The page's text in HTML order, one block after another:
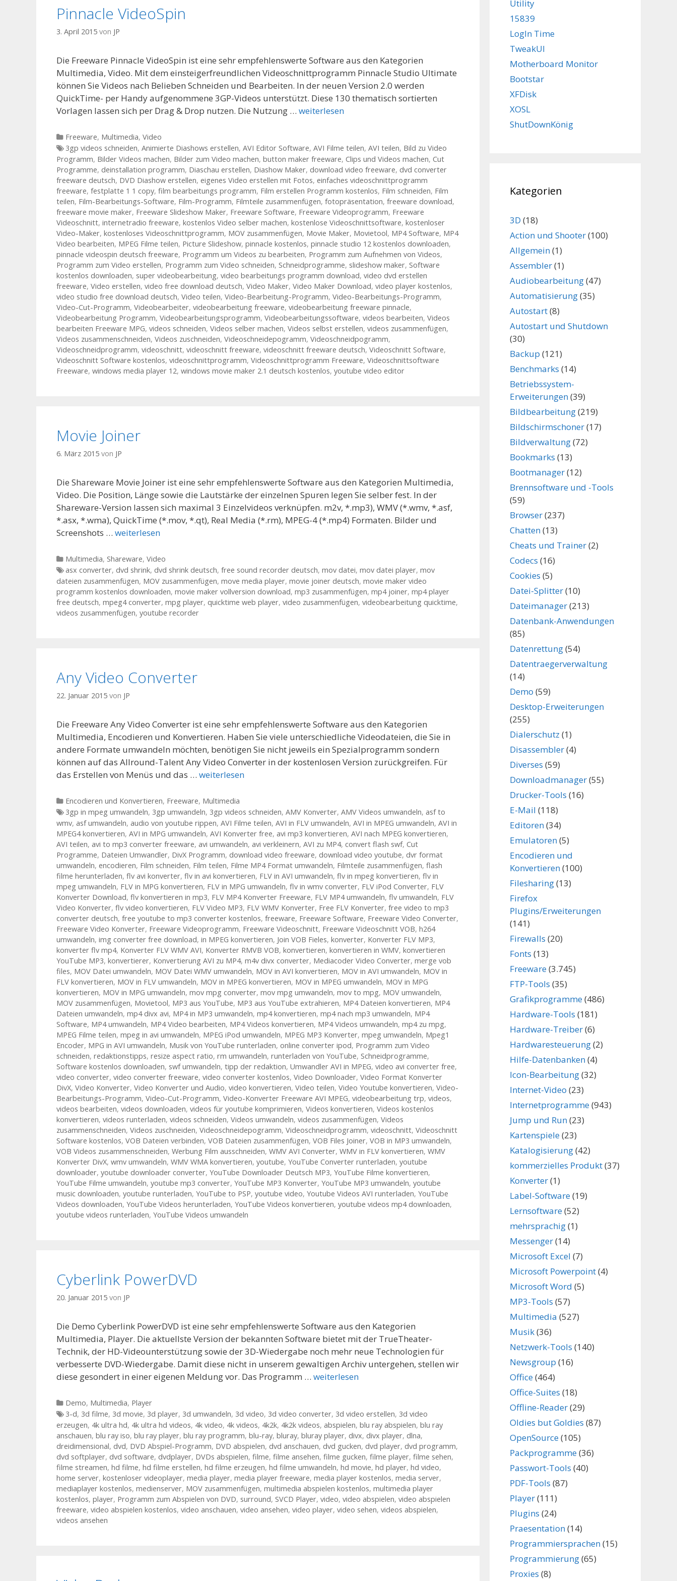
Pinnacle VideoSpin
3. April 2015 von JP
Die Freeware Pinnacle VideoSpin ist eine sehr empfehlenswerte Software aus den Kategorien
Multimedia, Video. Mit dem einsteigerfreundlichen Videoschnittprogramm Pinnacle Studio Ultimate
können Sie Videos nach Belieben Schneiden und Bearbeiten. In der neuen Version 2.0 werden
QuickTime- per Handy aufgenommene 3GP-Videos unterstützt. Diese 130 thematisch sortierten
Vorlagen lassen sich per Drag & Drop nutzen. Die Nutzung … weiterlesen
Kategorien
Freeware, Multimedia, Video
Tags
3gp videos schneiden, Animierte Diashows erstellen, AVI Editor Software, AVI Filme teilen, AVI teilen, Bild zu Video
Programm, Bilder Videos machen, Bilder zum Video machen, button maker freeware, Clips und Videos machen, Cut
Programme, deinstallation programm, Diaschau erstellen, Diashow Maker, download video freeware, dvd converter
freeware deutsch, DVD Diashow erstellen, eigenes Video erstellen mit Fotos, einfaches videoschnittprogramm
freeware, festplatte 1 1 copy, film bearbeitungs programm, Film erstellen Programm kostenlos, Film schneiden, Film
teilen, Film-Bearbeitungs-Software, Film-Programm, Filmteile zusammenfügen, fotopräsentation, freeware download,
freeware movie maker, Freeware Slideshow Maker, Freeware Software, Freeware Videoprogramm, Freeware
Videoschnitt, internetradio freeware, kostenlos Video selber machen, kostenlose Videoschnittsoftware, kostenloser
Video-Maker, kostenloses Videoschnittprogramm, MOV zusammenfügen, Movie Maker, Movietool, MP4 Software, MP4
Video bearbeiten, MPEG Filme teilen, Picture Slideshow, pinnacle kostenlos, pinnacle studio 12 kostenlos downloaden,
pinnacle videospin deutsch freeware, Programm um Videos zu bearbeiten, Programm zum Aufnehmen von Videos,
Programm zum Video erstellen, Programm zum Video schneiden, Schneidprogramme, slideshow maker, Software
kostenlos downloaden, super videobearbeitung, video bearbeitungs programm download, video dvd erstellen
freeware, Video erstellen, video free download deutsch, Video Maker, Video Maker Download, video player kostenlos,
video studio free download deutsch, Video teilen, Video-Bearbeitung-Programm, Video-Bearbeitungs-Programm,
Video-Cut-Programm, Videobearbeiter, videobearbeitung freeware, videobearbeitung freeware pinnacle,
Videobearbeitung Programm, Videobearbeitungsprogramm, Videobearbeitungssoftware, videos bearbeiten, Videos
bearbeiten Freeware MPG, videos schneiden, Videos selber machen, Videos selbst erstellen, videos zusammenfügen,
Videos zusammenschneiden, Videos zuschneiden, Videoschneidepogramm, Videoschneidpogramm,
Videoschneidprogramm, videoschnitt, videoschnitt freeware, videoschnitt freeware deutsch, Videoschnitt Software,
Videoschnitt Software kostenlos, videoschnittprogramm, Videoschnittprogramm Freeware, Videoschnittsoftware
Freeware, windows media player 12, windows movie maker 2.1 deutsch kostenlos, youtube video editor
Movie Joiner
6. März 2015 von JP
Die Shareware Movie Joiner ist eine sehr empfehlenswerte Software aus den Kategorien Multimedia,
Video. Die Position, Länge sowie die Lautstärke der einzelnen Spuren legen Sie selber fest. In der
Shareware-Version lassen sich maximal 3 Einzelvideos verknüpfen. m2v, *.mp3), WMV (*.wmv, *.asf,
*.asx, *.wma), QuickTime (*.mov, *.qt), Real Media (*.rm), MPEG-4 (*.mp4) Formaten. Bilder und
Screenshots … weiterlesen
Kategorien
Multimedia, Shareware, Video
Tags
asx converter, dvd shrink, dvd shrink deutsch, free sound recorder deutsch, mov datei, mov datei player, mov
dateien zusammenfügen, MOV zusammenfügen, move media player, movie joiner deutsch, movie maker video
programm kostenlos downloaden, movie maker vollversion download, mp3 zusammenfügen, mp4 joiner, mp4 player
free deutsch, mpeg4 converter, mpg player, quicktime web player, video zusammenfügen, videobearbeitung quicktime,
videos zusammenfügen, youtube recorder
Any Video Converter
22. Januar 2015 von JP
Die Freeware Any Video Converter ist eine sehr empfehlenswerte Software aus den Kategorien
Multimedia, Encodieren und Konvertieren. Haben Sie viele unterschiedliche Videodateien, die Sie in
andere Formate umwandeln möchten, benötigen Sie nicht jeweils ein Spezialprogramm sondern
können auf das Allround-Talent Any Video Converter in der kostenlosen Version zurückgreifen. Für
das Erstellen von Menüs und das … weiterlesen
Kategorien
Encodieren und Konvertieren, Freeware, Multimedia
Tags
3gp in mpeg umwandeln, 3gp umwandeln, 3gp videos schneiden, AMV Konverter, AMV Videos umwandeln, asf to
wmv, asf umwandeln, audio von youtube rippen, AVI Filme teilen, AVI in FLV umwandeln, AVI in MPEG umwandeln, AVI in
MPEG4 konvertieren, AVI in MPG umwandeln, AVI Konverter free, avi mp3 konvertieren, AVI nach MPEG konvertieren,
AVI teilen, avi to mp3 converter freeware, avi umwandeln, avi verkleinern, AVI zu MP4, convert flash swf, Cut
Programme, Dateien Umwandler, DivX Programm, download video freeware, download video youtube, dvr format
umwandeln, encodieren, Film schneiden, Film teilen, Filme MP4 Format umwandeln, Filmteile zusammenfügen, flash
filme herunterladen, flv avi konverter, flv in avi konvertieren, FLV in AVI umwandeln, flv in mpeg konvertieren, flv in
mpeg umwandeln, FLV in MPG konvertieren, FLV in MPG umwandeln, flv in wmv converter, FLV iPod Converter, FLV
Konverter Download, flv konvertieren in mp3, FLV MP4 Konverter Freeware, FLV MP4 umwandeln, flv umwandeln, FLV
Video Konverter, flv video konvertieren, FLV Video MP3, FLV WMV Konverter, Free FLV Konverter, free video to mp3
converter deutsch, free youtube to mp3 converter kostenlos, freeware, Freeware Software, Freeware Video Converter,
Freeware Video Konverter, Freeware Videoprogramm, Freeware Videoschnitt, Freeware Videoschnitt VOB, h264
umwandeln, img converter free download, in MPEG konvertieren, Join VOB Fieles, konverter, Konverter FLV MP3,
konverter flv mp4, Konverter FLV WMV AVI, Konverter RMVB VOB, konvertieren, konvertieren in WMV, konvertieren
YouTube MP3, konvertierer, Konvertierung AVI zu MP4, m4v divx converter, Mediacoder Video Converter, merge vob
files, MOV Datei umwandeln, MOV Datei WMV umwandeln, MOV in AVI konvertieren, MOV in AVI umwandeln, MOV in
FLV konvertieren, MOV in FLV umwandeln, MOV in MPEG konvertieren, MOV in MPEG umwandeln, MOV in MPG
konvertieren, MOV in MPG umwandeln, mov mpg converter, mov mpg umwandeln, mov to mpg, MOV umwandeln,
MOV zusammenfügen, Movietool, MP3 aus YouTube, MP3 aus YouTube extrahieren, MP4 Dateien konvertieren, MP4
Dateien umwandeln, mp4 divx avi, MP4 in MP3 umwandeln, mp4 konvertieren, mp4 nach mp3 umwandeln, MP4
Software, MP4 umwandeln, MP4 Video bearbeiten, MP4 Videos konvertieren, MP4 Videos umwandeln, mp4 zu mpg,
MPEG Filme teilen, mpeg in avi umwandeln, MPEG iPod umwandeln, MPEG MP3 Konverter, mpeg umwandeln, Mpeg1
Encoder, MPG in AVI umwandeln, Musik von YouTube runterladen, online converter ipod, Programm zum Video
schneiden, redaktionstipps, resize aspect ratio, rm umwandeln, runterladen von YouTube, Schneidprogramme,
Software kostenlos downloaden, swf umwandeln, tipp der redaktion, Umwandler AVI in MPEG, video avi converter free,
video converter, video converter freeware, video converter kostenlos, Video Downloader, Video Format Konverter
DivX, Video Konverter, Video Konverter und Audio, video konvertieren, Video teilen, Video Youtube konvertieren, Video-
Bearbeitungs-Programm, Video-Cut-Programm, Video-Konverter Freeware AVI MPEG, videobearbeitung trp, videos,
videos bearbeiten, videos downloaden, videos für youtube komprimieren, Videos konvertieren, Videos kostenlos
konvertieren, videos runterladen, videos schneiden, Videos umwandeln, videos zusammenfügen, Videos
zusammenschneiden, Videos zuschneiden, Videoschneidepogramm, Videoschneidprogramm, videoschnitt, Videoschnitt
Software kostenlos, VOB Dateien verbinden, VOB Dateien zusammenfügen, VOB Files Joiner, VOB in MP3 umwandeln,
VOB Videos zusammenschneiden, Werbung Film ausschneiden, WMV AVI Converter, WMV in FLV konvertieren, WMV
Konverter DivX, wmv umwandeln, WMV WMA konvertieren, youtube, YouTube Converter runterladen, youtube
downloader, youtube downloader converter, YouTube Downloader Deutsch MP3, YouTube Filme konvertieren,
YouTube Filme umwandeln, youtube mp3 converter, YouTube MP3 Konverter, YouTube MP3 umwandeln, youtube
music downloaden, youtube runterladen, YouTube to PSP, youtube video, Youtube Videos AVI runterladen, YouTube
Videos downloaden, YouTube Videos herunterladen, YouTube Videos konvertieren, youtube videos mp4 downloaden,
youtube videos runterladen, YouTube Videos umwandeln
Cyberlink PowerDVD
20. Januar 2015 von JP
Die Demo Cyberlink PowerDVD ist eine sehr empfehlenswerte Software aus den Kategorien
Multimedia, Player. Die aktuellste Version der bekannten Software bietet mit der TrueTheater-
Technik, der HD-Videounterstützung sowie der 3D-Wiedergabe noch mehr neue Technologien für
verbesserte DVD-Wiedergabe. Damit diese nicht in unserem gewaltigen Archiv untergehen, stellen wir
diese gesondert in einer eigenen Meldung vor. Das Programm … weiterlesen
Kategorien
Demo, Multimedia, Player
Tags
3-d, 3d filme, 3d movie, 3d player, 3d umwandeln, 3d video, 3d video converter, 3d video erstellen, 3d video
erzeugen, 4k ultra hd, 4k ultra hd videos, 4k video, 4k videos, 4k2k, 4k2k videos, abspielen, blu ray abspielen, blu ray
anschauen, blu ray iso, blu ray player, blu ray programm, blu-ray, bluray, bluray player, divx, divx player, dlna,
dreidimensional, dvd, DVD Abspiel-Programm, DVD abspielen, dvd anschauen, dvd gucken, dvd player, dvd programm,
dvd softplayer, dvd software, dvdplayer, DVDs abspielen, filme, filme ansehen, filme gucken, filme player, filme sehen,
filme streamen, hd filme, hd filme erstellen, hd filme erzeugen, hd filme umwandeln, hd movie, hd player, hd video,
home server, kostenloser videoplayer, media player, media player freeware, media player kostenlos, media server,
mediaplayer kostenlos, medienserver, MOV zusammenfügen, multimedia abspielen kostenlos, multimedia player
kostenlos, player, Programm zum Abspielen von DVD, surround, SVCD Player, video, video abspielen, video abspielen
freeware, video abspielen kostenlos, video anschauen, video ansehen, video player, video sehen, videos abspielen,
videos ansehen
Utility
15839
LogIn Time
TweakUI
Motherboard Monitor
Bootstar
XFDisk
XOSL
ShutDownKönig
Kategorien
3D (18)
Action und Shooter(100)
Allgemein(1)
Assembler(1)
Audiobearbeitung(47)
Automatisierung(35)
Autostart(8)
Autostart und Shutdown
(30)
Backup (121)
Benchmarks (14)
Betriebssystem-
Erweiterungen(39)
Bildbearbeitung(219)
Bildschirmschoner(17)
Bildverwaltung(72)
Bookmarks (13)
Bootmanager(12)
Brennsoftware und -Tools
(59)
Browser(237)
Chatten(13)
Cheats und Trainer(2)
Codecs (16)
Cookies (5)
Datei-Splitter(10)
Dateimanager(213)
Datenbank-Anwendungen
(85)
Datenrettung(54)
Datentraegerverwaltung
(14)
Demo (59)
Desktop-Erweiterungen
(255)
Dialerschutz (1)
Disassembler(4)
Diverses (59)
Downloadmanager(55)
Drucker-Tools (16)
E-Mail (118)
Editoren(34)
Emulatoren(5)
Encodieren und
Konvertieren(100)
Filesharing(13)
Firefox
Plugins/Erweiterungen
(141)
Firewalls (20)
Fonts (13)
Freeware(3.745)
FTP-Tools (35)
Grafikprogramme(486)
Hardware-Tools (181)
Hardware-Treiber(6)
Hardwaresteuerung(2)
Hilfe-Datenbanken(4)
Icon-Bearbeitung(32)
Internet-Video (23)
Internetprogramme(943)
Jump und Run(23)
Kartenspiele(23)
Katalogisierung(42)
kommerzielles Produkt(37)
Konverter(1)
Label-Software(19)
Lernsoftware(52)
mehrsprachig(1)
Messenger(14)
Microsoft Excel (7)
Microsoft Powerpoint(4)
Microsoft Word (5)
MP3-Tools (57)
Multimedia (527)
Musik(36)
Netzwerk-Tools (140)
Newsgroup (16)
Office(464)
Office-Suites (18)
Offline-Reader(29)
Oldies but Goldies (87)
OpenSource(105)
Packprogramme(36)
Passwort-Tools (40)
PDF-Tools (87)
Player(111)
Plugins (24)
Praesentation(14)
Programmiersprachen(15)
Programmierung(65)
Proxies (8)